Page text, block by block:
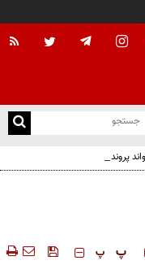
پرونده تخلف اداری به دنبال
‍‍‍ پ پ